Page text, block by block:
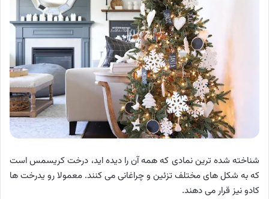
شناخته شده ترین نمادی که همه آن را دیده اید، درخت کریسمس است
که به شکل های مختلف تزئین و چراغانی می کنند. معمولا رو یدرخت ها
کادو نیز قرار می دهند.